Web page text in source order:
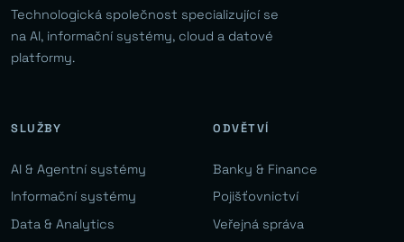
Technologická společnost specializující se
na AI, informační systémy, cloud a datové
platformy.
SLUŽBY
AI & Agentní systémy
Informační systémy
Data & Analytics
ODVĚTVÍ
Banky & Finance
Pojišťovnictví
Veřejná správa